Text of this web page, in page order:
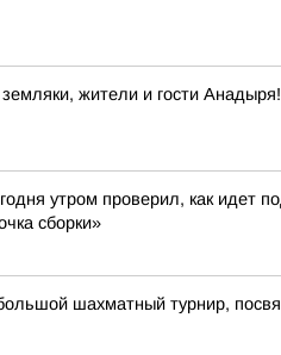
жители и гости Анадыря!
утром проверил, как идет
сборки»
шахматный турнир,